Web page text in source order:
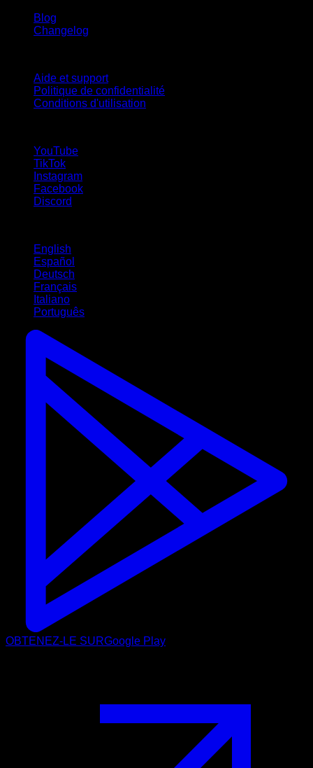
Blog
Changelog
Aide et support
Politique de confidentialité
Conditions d'utilisation
YouTube
TikTok
Instagram
Facebook
Discord
English
Español
Deutsch
Français
Italiano
Português
OBTENEZ-LE SURGoogle Play